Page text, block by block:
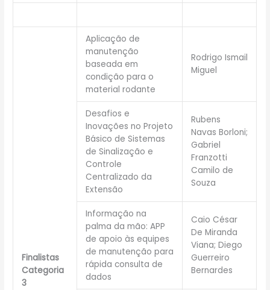
Finalistas
Categoria
3
Aplicação de
manutenção
baseada em
condição para o
material rodante
Rodrigo Ismail
Miguel
Desafios e
Inovações no Projeto
Básico de Sistemas
de Sinalização e
Controle
Centralizado da
Extensão
Rubens
Navas Borloni;
Gabriel
Franzotti
Camilo de
Souza
Informação na
palma da mão: APP
de apoio às equipes
de manutenção para
rápida consulta de
dados
Caio César
De Miranda
Viana; Diego
Guerreiro
Bernardes